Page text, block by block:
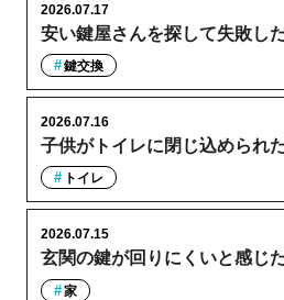
安い鍵屋さんを探して失敗し
2026.07.17
鍵交換
子供がトイレに閉じ込められ
2026.07.16
トイレ
玄関の鍵が回りにくいと感じ
2026.07.15
家